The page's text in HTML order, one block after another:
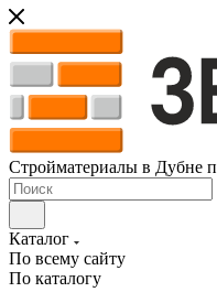
Стройматериалы в Дубне
Каталог
По всему сайту
По каталогу